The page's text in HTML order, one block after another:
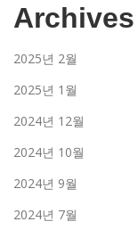
Archives
2025년 2월
2025년 1월
2024년 12월
2024년 10월
2024년 9월
2024년 7월